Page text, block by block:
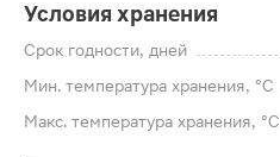
Условия хранения
Срок годности, дней
Мин. температура хранения, °C
Макс. температура хранения, °C